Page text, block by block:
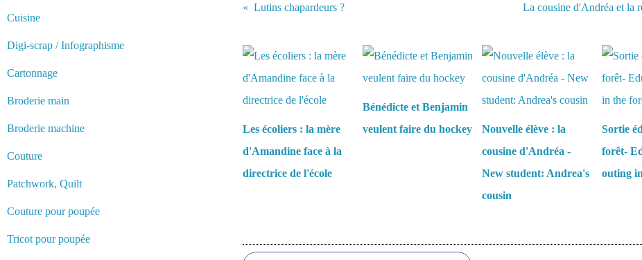
Cuisine
Digi-scrap / Infographisme
Cartonnage
Broderie main
Broderie machine
Couture
Patchwork, Quilt
Couture pour poupée
Tricot pour poupée
Lutins chapardeurs ? La cousine d'Andréa et la
Les écoliers : la mère
d'Amandine face à la
directrice de l'école
Bénédicte et Benjamin
veulent faire du hockey
Nouvelle élève : la
cousine d'Andréa -
New student: Andrea's
cousin
Sortie
forêt-
outing